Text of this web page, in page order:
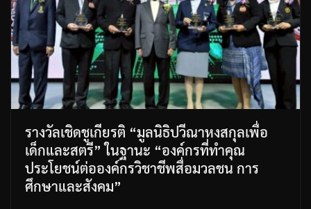
รางวัลเชิดชูเกียรติ “มูลนิธิปวีณาหงสกุลเพื่อ
เด็กและสตรี” ในฐานะ “องค์กรที่ทำคุณ
ประโยชน์ต่อองค์กรวิชาชีพสื่อมวลชน การ
ศึกษาและสังคม”